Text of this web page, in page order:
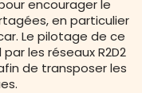
encourager le
en particulier
Le pilotage de ce
les réseaux R2D2
de transposer les